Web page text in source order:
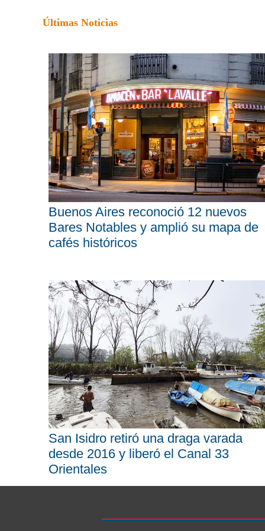
Últimas Noticias
Buenos Aires reconoció 12 nuevos
Bares Notables y amplió su mapa de
cafés históricos
San Isidro retiró una draga varada
desde 2016 y liberó el Canal 33
Orientales